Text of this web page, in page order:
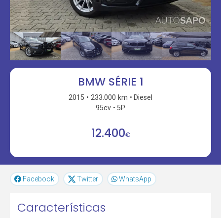
BMW SÉRIE 1
2015 233.000 km
Diesel
95cv
5P
12.400€
Facebook Twitter WhatsApp
Características